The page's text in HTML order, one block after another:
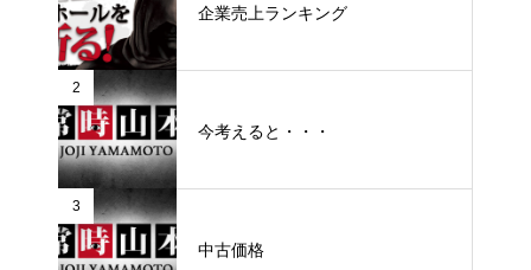
企業売上ランキング
2
今考えると・・・
3
中古価格